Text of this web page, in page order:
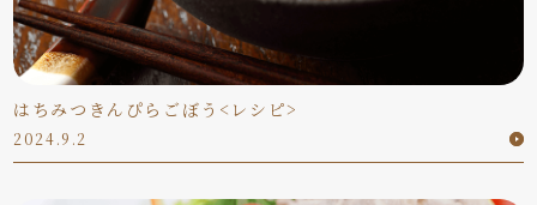
はちみつきんぴらごぼう<レシピ>
2024.9.2